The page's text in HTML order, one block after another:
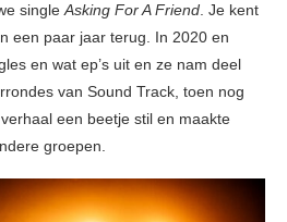
singleAsking For A Friend. Je kent
een paar jaar terug. In 2020 en
en wat ep’s uit en ze nam deel
van Sound Track, toen nog
een beetje stil en maakte
groepen.